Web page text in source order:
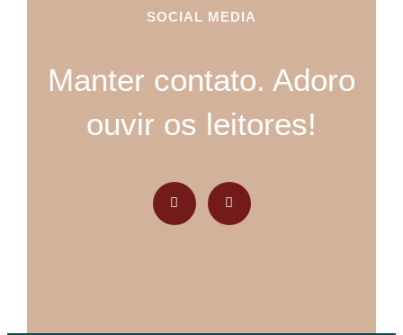
SOCIAL MEDIA
Manter contato. Adoro
ouvir os leitores!